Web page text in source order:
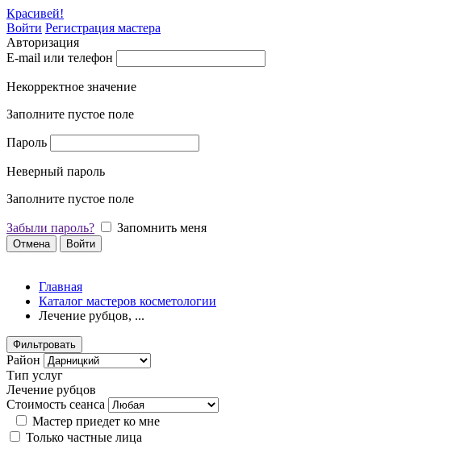
Красивей!
Войти Регистрация мастера
Авторизация
E-mail или телефон
Некорректное значение
Заполните пустое поле
Пароль
Неверный пароль
Заполните пустое поле
Забыли пароль? Запомнить меня
Отмена Войти
Главная
Каталог мастеров косметологии
Лечение рубцов, ...
Фильтровать
Район
Тип услуг
Лечение рубцов
Стоимость сеанса
Мастер приедет ко мне
Только частные лица